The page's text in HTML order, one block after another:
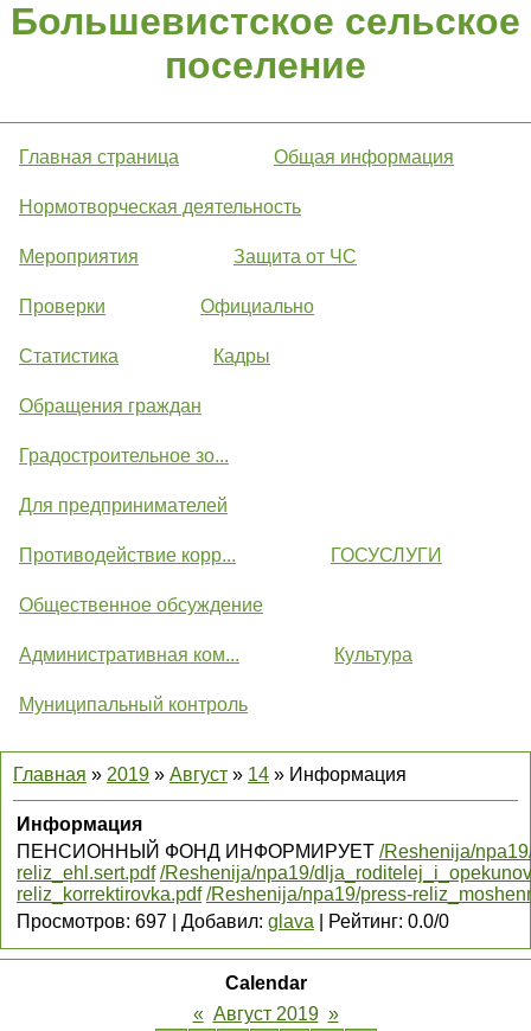
Большевистское сельское
поселение
Главная страница Общая информация
Нормотворческая деятельность
Мероприятия Защита от ЧС
Проверки Официально
Статистика Кадры
Обращения граждан
Градостроительное зо...
Для предпринимателей
Противодействие корр... ГОСУСЛУГИ
Общественное обсуждение
Административная ком... Культура
Муниципальный контроль
Главная » 2019 » Август » 14 » Информация
Информация
ПЕНСИОННЫЙ ФОНД ИНФОРМИРУЕТ /Reshenija/
reliz_ehl.sert.pdf /Reshenija/npa19/
reliz_korrektirovka.pdf /Reshenija/npa19/press-
Просмотров: 697 Добавил: glava Рейтинг: 0.0/0
Calendar
« Август 2019 »